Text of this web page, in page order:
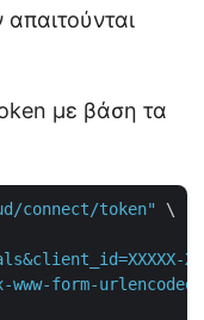
με βάση τα
connect/token"
\
form-urlencoded"